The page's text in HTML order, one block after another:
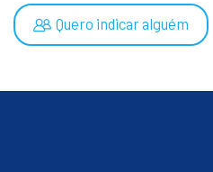
Quero indicar alguém